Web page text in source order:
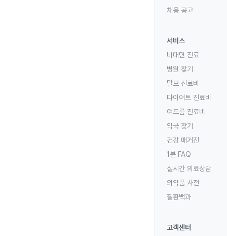
채용 공고
서비스
비대면 진료
병원 찾기
탈모 진료비
다이어트 진료비
여드름 진료비
약국 찾기
건강 매거진
1분 FAQ
실시간 의료상담
의약품 사전
질환백과
고객센터